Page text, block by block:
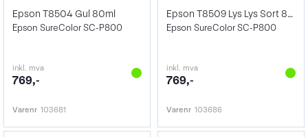
Epson T8504 Gul 80ml
Epson SureColor SC-P800
inkl. mva
769,-
Varenr 103681
Epson T8509 Lys Lys Sort 80ml
Epson SureColor SC-P800
inkl. mva
769,-
Varenr 103686